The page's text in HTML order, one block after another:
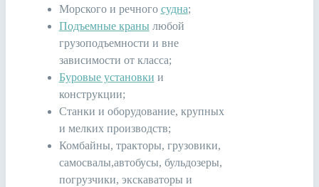
Морского и речного судна;
Подъемные кранылюбой
грузоподъемности и вне
зависимости от класса;
Буровые установки и
конструкции;
Станки и оборудование, крупных
и мелких производств;
Комбайны, тракторы, грузовики,
самосвалы,автобусы, бульдозеры,
погрузчики, экскаваторы и